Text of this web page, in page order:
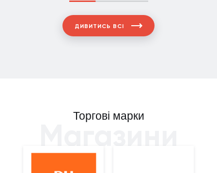
ДИВИТИСЬ ВСІ
Торгові марки